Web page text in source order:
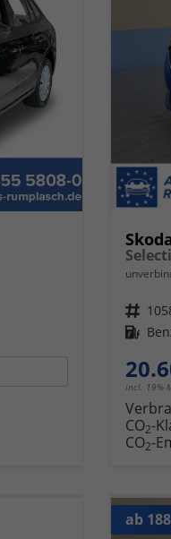
Fahrzeugnr.
Kraftstoff
incl. 19%
CO2-
CO2-
ab